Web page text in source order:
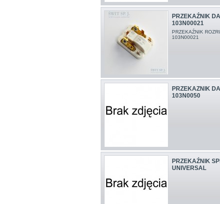
PRZEKAŹNIK
103N00021
PRZEKAŹNIK
103N00021
PRZEKAZNIK
103N0050
PRZEKAŹNIK
UNIVERSAL